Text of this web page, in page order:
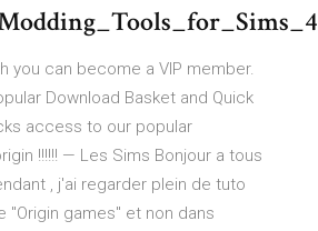
you can become a VIP member.
Download Basket and Quick
access to our popular
!!!!!! — Les Sims Bonjour a tous
, j'ai regarder plein de tuto
"Origin games" et non dans